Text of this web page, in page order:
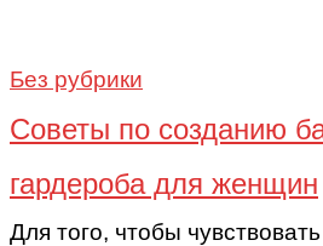
Без рубрики
Советы по созданию
гардероба для женщин
Для того, чтобы